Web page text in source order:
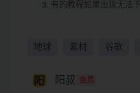
3. 有的教程如果出现无法
地球 素材 谷歌
阳叔 会员